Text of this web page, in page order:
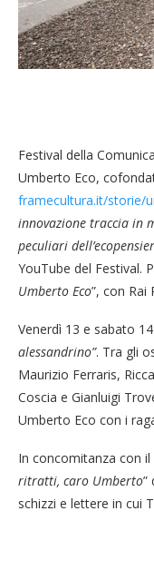
Festival della
Umberto Eco,
framecultura.it/storie/
innovazione traccia in
peculiari
YouTube del Festival.
Umberto Eco”, con Rai
Venerdì 13 e sabato
alessandrino”. Tra gli
Maurizio Ferraris,
Coscia e Gianluigi
Umberto Eco con i
In concomitanza con
ritratti, caro Umberto”
schizzi e lettere in cui